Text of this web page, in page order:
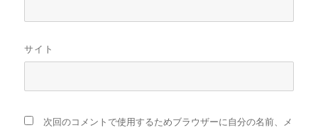
サイト
次回のコメントで使用するためブラウザーに自分の名前、メ